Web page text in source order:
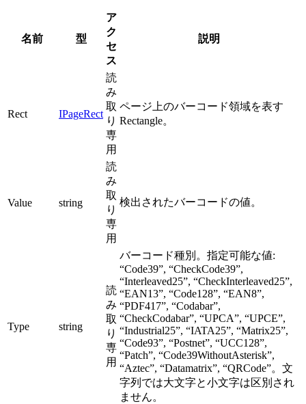
名前 型
ア
ク
セ
ス
説明
Rect IPageRect
読
み
取
り
専
用
ページ上のバーコード領域を表す
Rectangle。
Value string
読
み
取
り
専
用
検出されたバーコードの値。
Type string
読
み
取
り
専
用
バーコード種別。指定可能な値:
“Code39”, “CheckCode39”,
“Interleaved25”, “CheckInterleaved25”,
“EAN13”, “Code128”, “EAN8”,
“PDF417”, “Codabar”,
“CheckCodabar”, “UPCA”, “UPCE”,
“Industrial25”, “IATA25”, “Matrix25”,
“Code93”, “Postnet”, “UCC128”,
“Patch”, “Code39WithoutAsterisk”,
“Aztec”, “Datamatrix”, “QRCode”。文
字列では大文字と小文字は区別され
ません。